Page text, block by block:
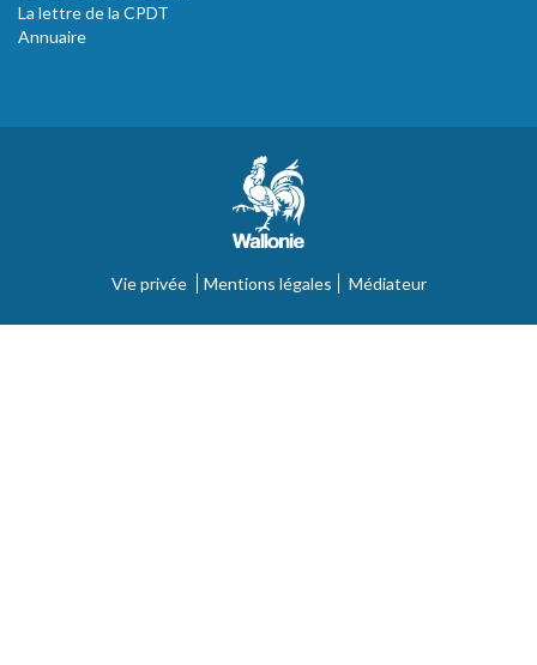
La lettre de la CPDT
Annuaire
Vie privée Mentions légales Médiateur